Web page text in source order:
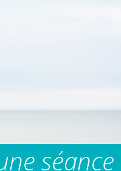
séance